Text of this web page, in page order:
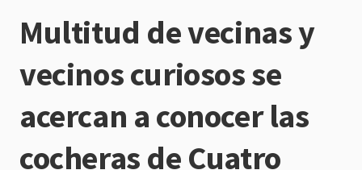
de
navegación
Multitud de vecinas y
vecinos curiosos se
acercan a conocer las
cocheras de Cuatro